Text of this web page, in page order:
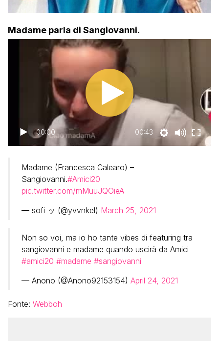
Madame parla di Sangiovanni.
00:00 00:43
Madame (Francesca Calearo) –
Sangiovanni.#Amici20
pic.twitter.com/mMuuJQOieA
— sofi ッ (@yvvnkel) March 25, 2021
Non so voi, ma io ho tante vibes di featuring tra
sangiovanni e madame quando uscirà da Amici
#amici20 #madame #sangiovanni
— Anono (@Anono92153154) April 24, 2021
Fonte: Webboh